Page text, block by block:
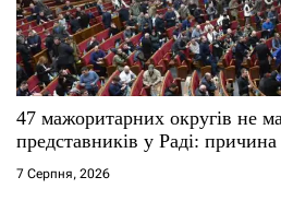
47 мажоритарних округів не
представників у Раді: причина
7 Серпня, 2026